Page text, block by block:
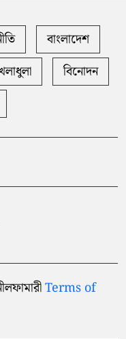
বাংলাদেশ
বিনোদন
Terms of